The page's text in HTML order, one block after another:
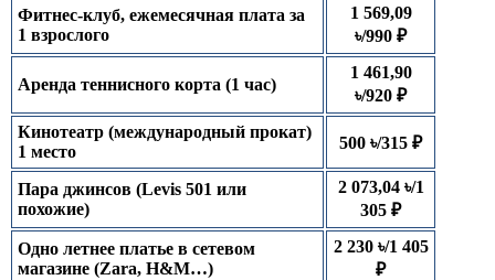
Фитнес-клуб, ежемесячная плата за
1 взрослого
1 569,09
৳/990 ₽
Аренда теннисного корта (1 час)
1 461,90
৳/920 ₽
Кинотеатр (международный прокат)
1 место
500 ৳/315 ₽
Пара джинсов (Levis 501 или
похожие)
2 073,04 ৳/1
305 ₽
Одно летнее платье в сетевом
магазине (Zara, H&M…)
2 230 ৳/1 405
₽